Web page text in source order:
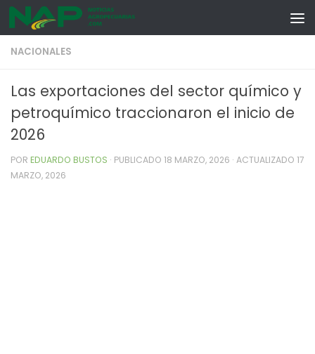
Skip to content
NACIONALES
Las exportaciones del sector químico y
petroquímico traccionaron el inicio de
2026
POR EDUARDO BUSTOS · PUBLICADO 18 MARZO, 2026 · ACTUALIZADO 17
MARZO, 2026